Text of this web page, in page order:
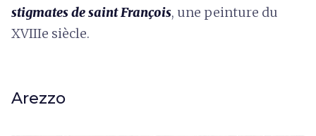
stigmates de saint François, une peinture du
XVIIIe siècle.
Arezzo